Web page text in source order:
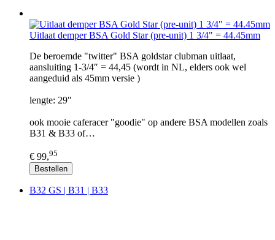
Uitlaat demper BSA Gold Star (pre-unit) 1 3/4" = 44.45mm
De beroemde "twitter" BSA goldstar clubman uitlaat,
aansluiting 1-3/4″ = 44,45 (wordt in NL, elders ook wel
aangeduid als 45mm versie )
lengte: 29"
ook mooie caferacer "goodie" op andere BSA modellen zoals
B31 & B33 of…
€ 99,95
Bestellen
B32 GS | B31 | B33